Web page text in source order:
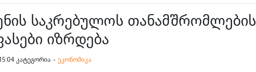
საკრებულოს თანამშრომლების
იზრდება
კატეგორია - ეკონომიკა